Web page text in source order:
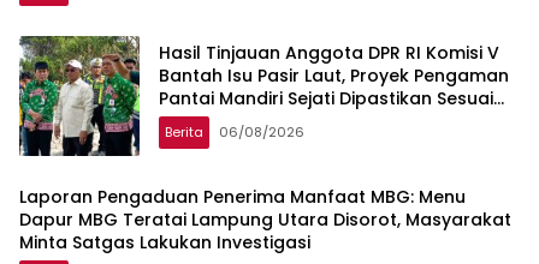
Hasil Tinjauan Anggota DPR RI Komisi V
Bantah Isu Pasir Laut, Proyek Pengaman
Pantai Mandiri Sejati Dipastikan Sesuai
Spesifikasi
Berita 06/08/2026
Laporan Pengaduan Penerima Manfaat MBG: Menu
Dapur MBG Teratai Lampung Utara Disorot, Masyarakat
Minta Satgas Lakukan Investigasi